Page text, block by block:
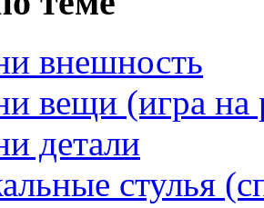
внешность
вещи (игра на
детали
стулья